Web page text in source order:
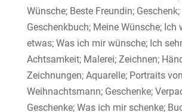
Wünsche; Beste Freundin; Geschenk;
Geschenkbuch; Meine Wünsche; Ich
etwas; Was ich mir wünsche; Ich
Achtsamkeit; Malerei; Zeichnen;
Zeichnungen; Aquarelle; Portraits
Weihnachtsmann; Geschenke;
Geschenke; Was ich mir schenke;